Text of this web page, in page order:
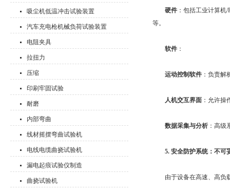
吸尘机低温冲击试验装置
汽车充电枪机械负荷试验装置
电阻夹具
拉扭力
压缩
印刷牢固试验
耐磨
内部弯曲
线材摇摆弯曲试验机
电线电缆曲挠试验机
漏电起痕试验仪制造
曲挠试验机
硬件 ：包括工业计算
等。
软件 ：
运动控制软件 ：负责
人机交互界面 ：允许
数据采集与分析 ：高
5. 安全防护系统：不可
由于设备在高速、高负